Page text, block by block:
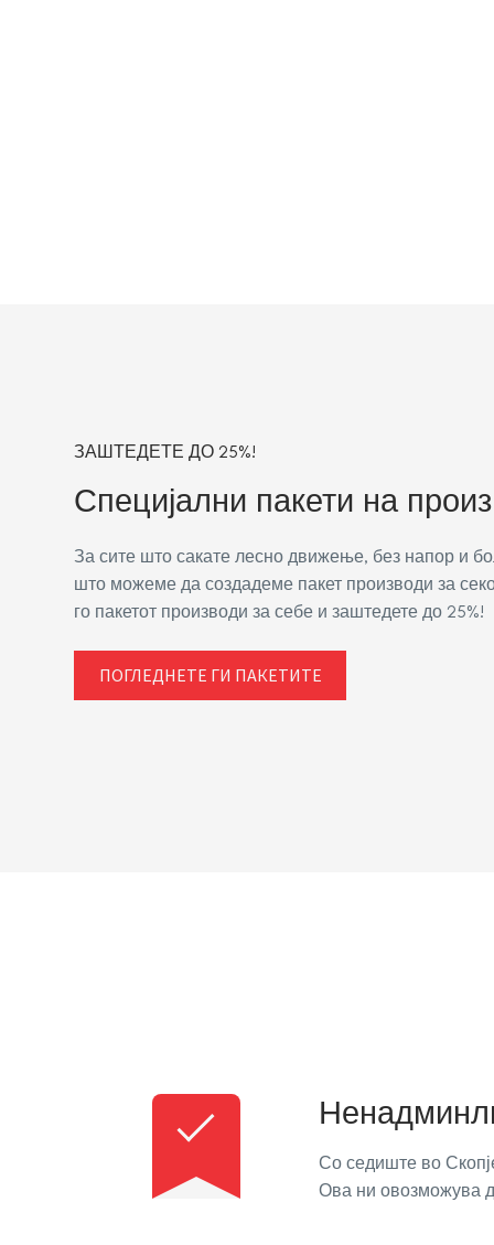
ЗАШТЕДЕТЕ ДО 25%!
Специјални пакети на
За сите што сакате лесно движење, без напор и
што можеме да создадеме пакет производи за
го пакетот производи за себе и заштедете до 25%!
ПОГЛЕДНЕТЕ ГИ ПАКЕТИТЕ
Со седиште во
Ова ни овозможува